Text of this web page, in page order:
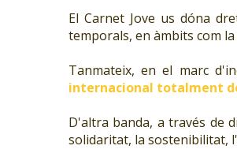
El Carnet Jove us dóna
temporals, en àmbits com
Tanmateix, en el marc
internacional totalment
D'altra banda, a través de
solidaritat, la sostenibilitat,